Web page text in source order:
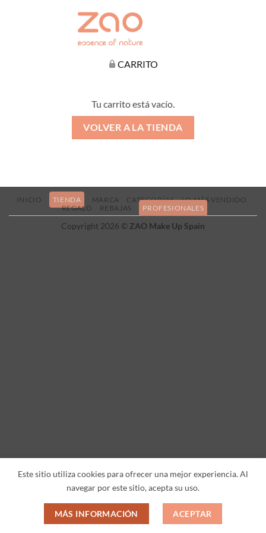
CARRITO
Tu carrito está vacío.
VOLVER A LA TIENDA
INICIO TIENDA MARCA CATEGORÍAS
LO MÁS VENDIDO
REGALO
REBAJAS PROFESIONALES
Copyright 2026 © ZAO Make Up Spain
Este sitio utiliza cookies para ofrecer una mejor experiencia. Al
navegar por este sitio, acepta su uso.
MÁS INFORMACIÓN ACEPTAR